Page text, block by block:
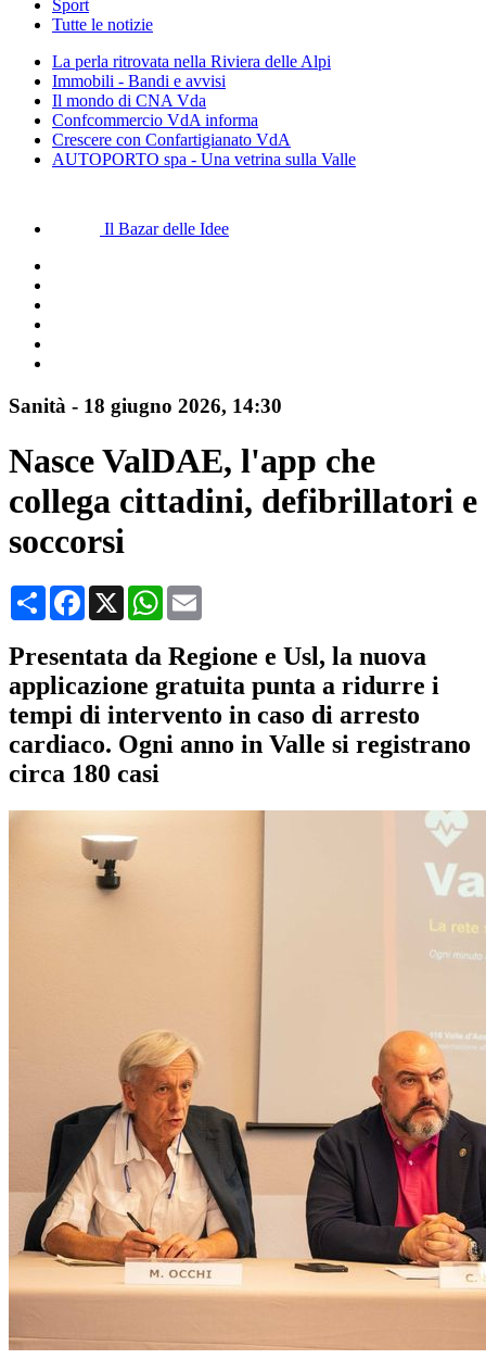
Sport
Tutte le notizie
La perla ritrovata nella Riviera delle Alpi
Immobili - Bandi e avvisi
Il mondo di CNA Vda
Confcommercio VdA informa
Crescere con Confartigianato VdA
AUTOPORTO spa - Una vetrina sulla Valle
Il Bazar delle Idee
Sanità - 18 giugno 2026, 14:30
Nasce ValDAE, l'app che
collega cittadini, defibrillatori e
soccorsi
CondividiFacebook
X WhatsApp
Presentata da Regione e Usl, la nuova
applicazione gratuita punta a ridurre i
tempi di intervento in caso di arresto
cardiaco. Ogni anno in Valle si registrano
circa 180 casi